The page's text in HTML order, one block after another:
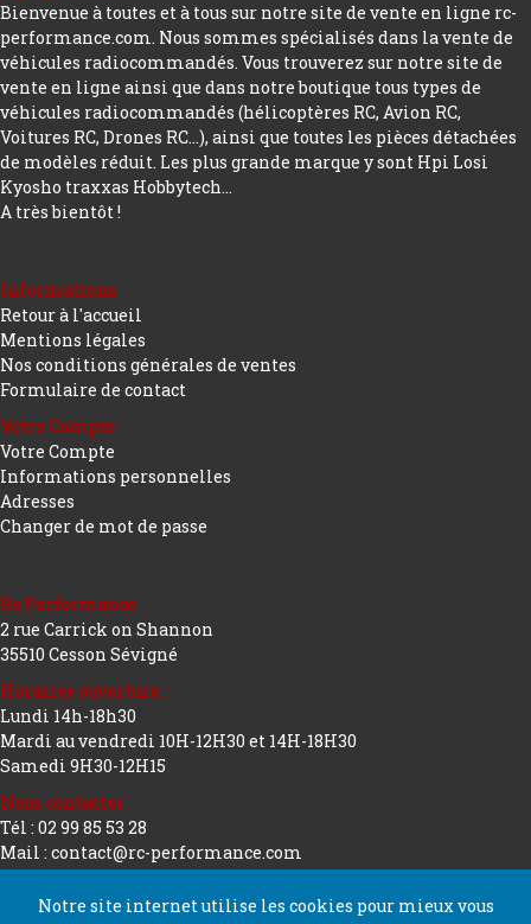
Bienvenue à toutes et à tous sur notre site de vente en ligne rc-
performance.com. Nous sommes spécialisés dans la vente de
véhicules radiocommandés. Vous trouverez sur notre site de
vente en ligne ainsi que dans notre boutique tous types de
véhicules radiocommandés (hélicoptères RC, Avion RC,
Voitures RC, Drones RC…), ainsi que toutes les pièces détachées
de modèles réduit. Les plus grande marque y sont Hpi Losi
Kyosho traxxas Hobbytech...
A très bientôt !
Informations
Retour à l'accueil
Mentions légales
Nos conditions générales de ventes
Formulaire de contact
Votre Compte
Votre Compte
Informations personnelles
Adresses
Changer de mot de passe
Rc Performance
2 rue Carrick on Shannon
35510 Cesson Sévigné
Horaires ouverture :
Lundi 14h-18h30
Mardi au vendredi 10H-12H30 et 14H-18H30
Samedi 9H30-12H15
Nous contacter
Tél : 02 99 85 53 28
Mail : contact@rc-performance.com
Notre site internet utilise les cookies pour mieux vous